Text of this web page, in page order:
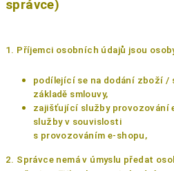
správce)
1. Příjemci osobních údajů jsou
podílející se na dodání zboží /
základě smlouvy,
zajišťující služby provozování
služby v souvislosti
s provozováním e-shopu,
2. Správce nemá v úmyslu předat